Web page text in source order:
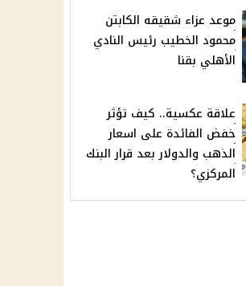
موعد عزاء شقيقه الكابتن
محمود الخطيب رئيس النادي
الأهلي بقنا
علاقة عكسية.. كيف تؤثر
خفض الفائدة على اسعار
الذهب والدولار بعد قرار البنك
المركزي؟